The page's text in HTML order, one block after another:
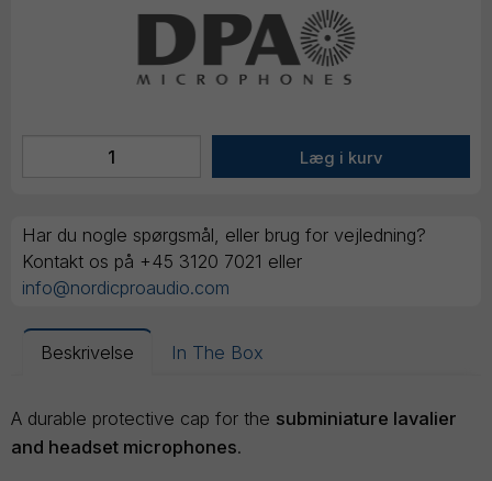
Har du nogle spørgsmål, eller brug for vejledning?
Kontakt os på +45 3120 7021 eller
info@nordicproaudio.com
Beskrivelse In The Box
A durable protective cap for the subminiature lavalier
and headset microphones.